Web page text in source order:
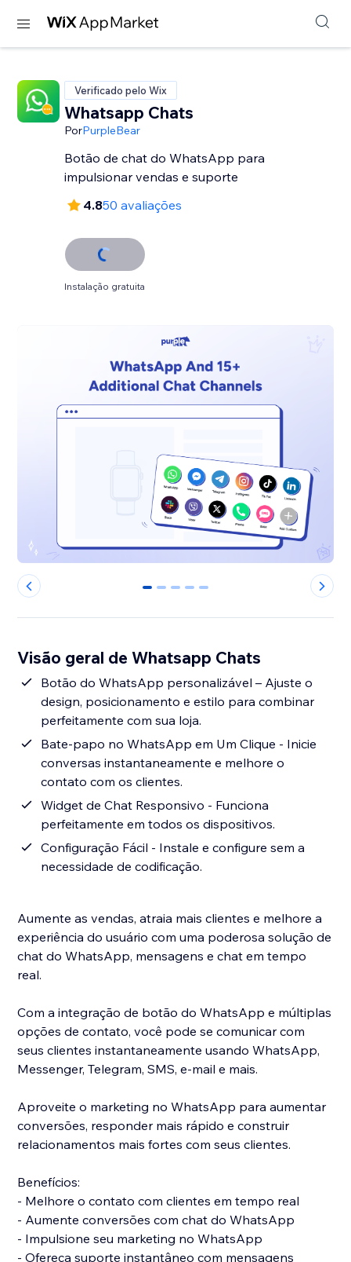
Verificado pelo Wix
Whatsapp Chats
PorPurpleBear
Botão de chat do WhatsApp para
impulsionar vendas e suporte
4.850 avaliações
Instalação gratuita
0 1 2 3 4
Visão geral de Whatsapp Chats
Botão do WhatsApp personalizável – Ajuste o
design, posicionamento e estilo para combinar
perfeitamente com sua loja.
Bate-papo no WhatsApp em Um Clique - Inicie
conversas instantaneamente e melhore o
contato com os clientes.
Widget de Chat Responsivo - Funciona
perfeitamente em todos os dispositivos.
Configuração Fácil - Instale e configure sem a
necessidade de codificação.
Aumente as vendas, atraia mais clientes e melhore a
experiência do usuário com uma poderosa solução de
chat do WhatsApp, mensagens e chat em tempo
real.
Com a integração de botão do WhatsApp e múltiplas
opções de contato, você pode se comunicar com
seus clientes instantaneamente usando WhatsApp,
Messenger, Telegram, SMS, e-mail e mais.
Aproveite o marketing no WhatsApp para aumentar
conversões, responder mais rápido e construir
relacionamentos mais fortes com seus clientes.
Benefícios:
- Melhore o contato com clientes em tempo real
- Aumente conversões com chat do WhatsApp
- Impulsione seu marketing no WhatsApp
- Ofereça suporte instantâneo com mensagens